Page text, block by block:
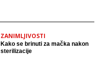
ZANIMLJIVOSTI
Kako se brinuti za mačka nakon
sterilizacije